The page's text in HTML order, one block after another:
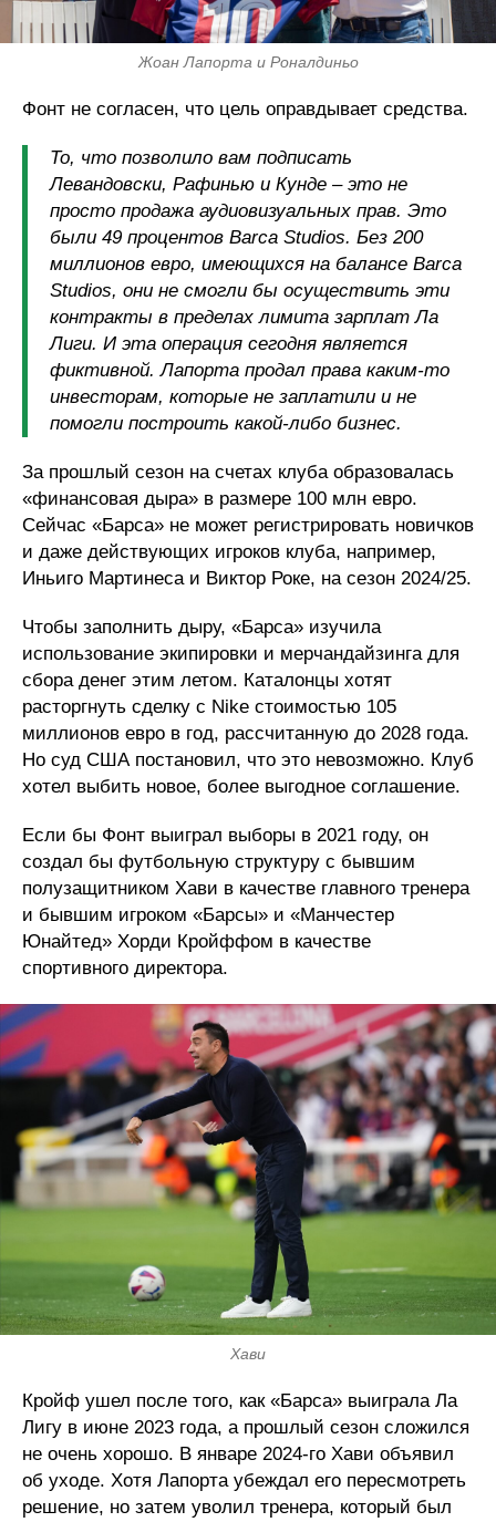
Жоан Лапорта и Роналдиньо
Фонт не согласен, что цель оправдывает средства.
То, что позволило вам подписать
Левандовски, Рафинью и Кунде – это не
просто продажа аудиовизуальных прав. Это
были 49 процентов Barca Studios. Без 200
миллионов евро, имеющихся на балансе Barca
Studios, они не смогли бы осуществить эти
контракты в пределах лимита зарплат Ла
Лиги. И эта операция сегодня является
фиктивной. Лапорта продал права каким-то
инвесторам, которые не заплатили и не
помогли построить какой-либо бизнес.
За прошлый сезон на счетах клуба образовалась
«финансовая дыра» в размере 100 млн евро.
Сейчас «Барса» не может регистрировать новичков
и даже действующих игроков клуба, например,
Иньиго Мартинеса и Виктор Роке, на сезон 2024/25.
Чтобы заполнить дыру, «Барса» изучила
использование экипировки и мерчандайзинга для
сбора денег этим летом. Каталонцы хотят
расторгнуть сделку с Nike стоимостью 105
миллионов евро в год, рассчитанную до 2028 года.
Но суд США постановил, что это невозможно. Клуб
хотел выбить новое, более выгодное соглашение.
Если бы Фонт выиграл выборы в 2021 году, он
создал бы футбольную структуру с бывшим
полузащитником Хави в качестве главного тренера
и бывшим игроком «Барсы» и «Манчестер
Юнайтед» Хорди Кройффом в качестве
спортивного директора.
Хави
Кройф ушел после того, как «Барса» выиграла Ла
Лигу в июне 2023 года, а прошлый сезон сложился
не очень хорошо. В январе 2024-го Хави объявил
об уходе. Хотя Лапорта убеждал его пересмотреть
решение, но затем уволил тренера, который был